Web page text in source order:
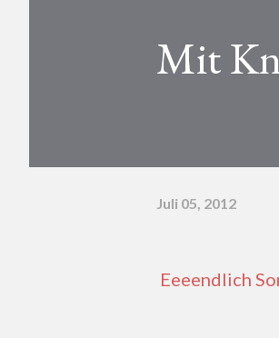
Mit
Juli 05, 2012
Eeeendlich Sommer, Sonne, Sonnenschein, was natürlich ein super guter Grund ist,